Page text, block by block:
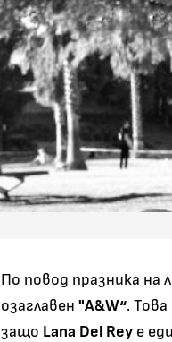
По повод празника на
озаглавен"A&W“.
защо Lana Del Rey е